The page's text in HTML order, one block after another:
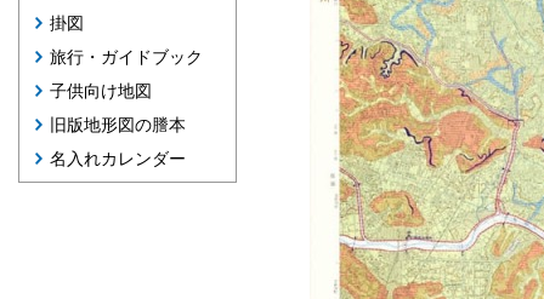
掛図
旅行・ガイドブック
子供向け地図
旧版地形図の謄本
名入れカレンダー